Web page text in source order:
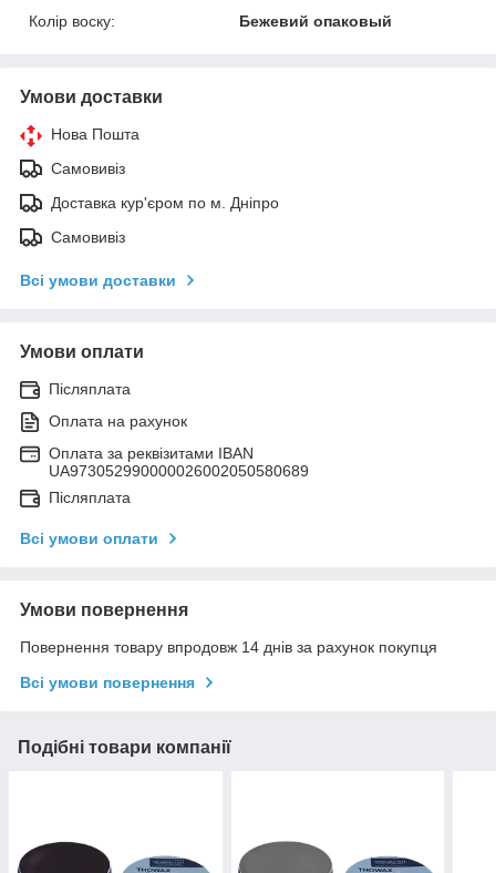
Колір воску:
Бежевий опаковый
Умови доставки
Нова Пошта
Самовивіз
Доставка кур'єром по м. Дніпро
Самовивіз
Всі умови доставки
Умови оплати
Післяплата
Оплата на рахунок
Оплата за реквізитами IBAN
UA973052990000026002050580689
Післяплата
Всі умови оплати
Умови повернення
Повернення товару впродовж 14 днів за рахунок покупця
Всі умови повернення
Подібні товари компанії